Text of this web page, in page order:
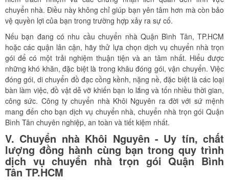
chuyển nhà. Điều này không chỉ giúp bạn yên tâm hơn mà còn bảo
vệ quyền lợi của bạn trong trường hợp xảy ra sự cố.
Nếu bạn đang có nhu cầu chuyển nhà Quận Bình Tân, TP.HCM
hoặc các quận lân cận, hãy thử lựa chọn dịch vụ chuyển nhà trọn
gói để có một trải nghiệm thuận tiện và an tâm nhất. Hiểu được
những khó khăn, đặc biệt là trong khâu đóng gói, vận chuyển. Việc
đóng gói, di chuyển đồ đạc cồng kềnh, nặng nề, đặc biệt là các loại
bàn làm việc, đồ vật dễ vỡ khiến bạn lo lắng và tốn nhiều thời gian,
công sức. Công ty chuyển nhà Khôi Nguyên ra đời với sứ mệnh
mang đến cho bạn dịch vụ chuyển nhà, chuyển nhà trọn gói Quận
Bình Tân chuyên nghiệp, an toàn và tiết kiệm nhất.
V. Chuyển nhà Khôi Nguyên - Uy tín, chất
lượng đồng hành cùng bạn trong quy trình
dịch vụ chuyển nhà trọn gói Quận Bình
Tân TP.HCM